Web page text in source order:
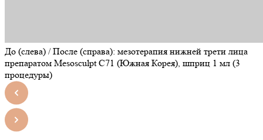
До (слева) / После (справа): мезотерапия нижней трети лица
препаратом Mesosculpt C71 (Южная Корея), шприц 1 мл (3
процедуры)